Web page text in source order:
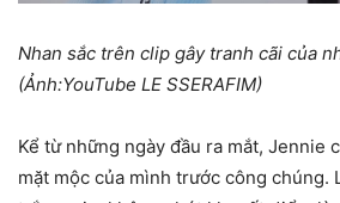
Nhan sắc trên clip gây tranh cãi của
(Ảnh:YouTube LE SSERAFIM)
Kể từ những ngày đầu ra mắt, Jennie
mặt mộc của mình trước công chúng.